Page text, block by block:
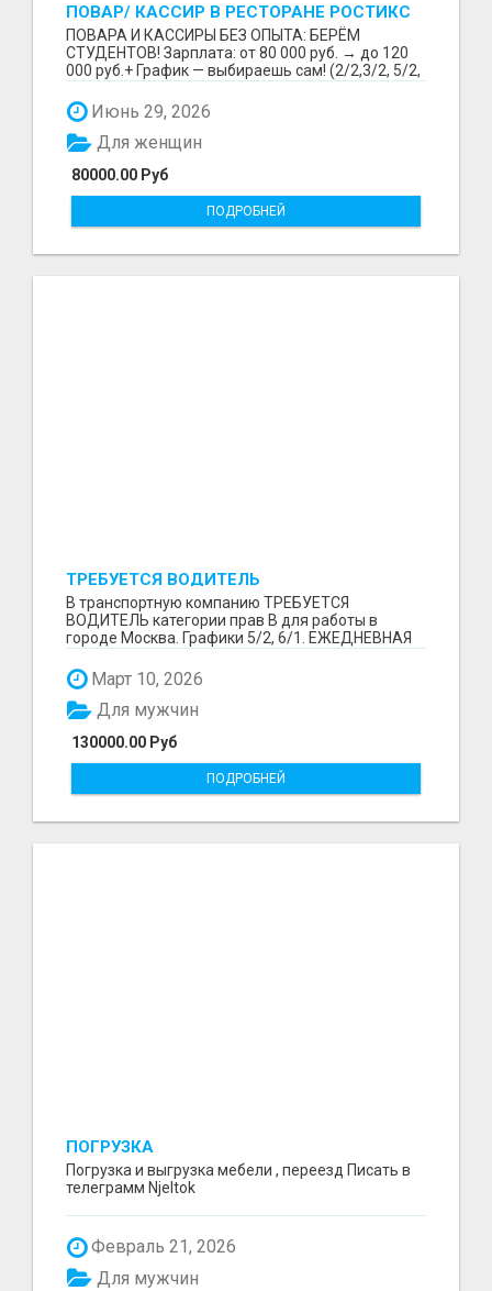
ПОВАР/ КАССИР В РЕСТОРАНЕ РОСТИКС
(КФС)
ПОВАРА И КАССИРЫ БЕЗ ОПЫТА: БЕРЁМ
СТУДЕНТОВ! Зарплата: от 80 000 руб. → до 120
000 руб.+ График — выбираешь сам! (2/2,3/2, 5/2,
Июнь 29, 2026
80000.00 Руб
Для женщин
ПОДРОБНЕЙ
ТРЕБУЕТСЯ ВОДИТЕЛЬ
В транспортную компанию ТРЕБУЕТСЯ
ВОДИТЕЛЬ категории прав В для работы в
городе Москва. Графики 5/2, 6/1. ЕЖЕДНЕВНАЯ
Март 10, 2026
130000.00 Руб
Для мужчин
ПОДРОБНЕЙ
ПОГРУЗКА
Погрузка и выгрузка мебели , переезд Писать в
телеграмм Njeltok
Февраль 21, 2026
Для мужчин